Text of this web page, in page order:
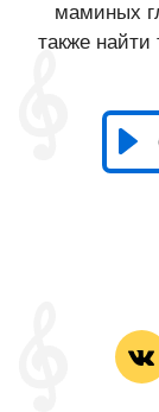
маминых
также найти